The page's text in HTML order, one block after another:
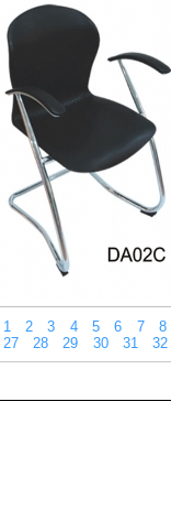
1 2 3 4 5 6 7
8
27
28 29 30 31 32